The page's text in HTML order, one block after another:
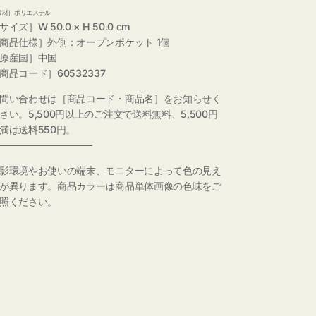
材］ポリエステル
サイズ］W 50.0 × H 50.0 cm
商品仕様］外側：オープンポケット 1個
原産国］中国
商品コード］60532337
い合わせは［商品コード・商品名］をお知らせく
い。5,500円以上のご注文で送料無料、5,500円
は送料550円。
環境やお使いの端末、モニターによって色の見え
異ります。商品カラーは商品単体画像の色味をご
ください。